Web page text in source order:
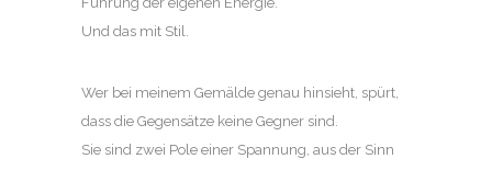
Und das mit Stil.
Wer bei meinem Gemälde genau hinsieht, spürt,
dass die Gegensätze keine Gegner sind.
Sie sind zwei Pole einer Spannung, aus der Sinn